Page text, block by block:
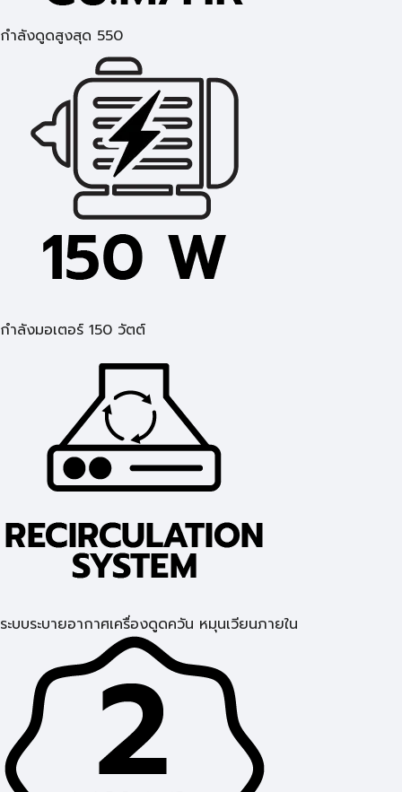
กำลังดูดสูงสุด 550
กำลังมอเตอร์ 150 วัตต์
ระบบระบายอากาศเครื่องดูดควัน หมุนเวียนภายใน